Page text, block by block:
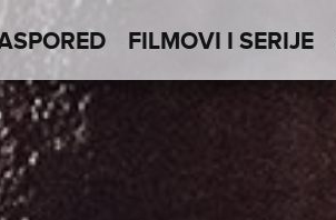
FILMOVI I SERIJE